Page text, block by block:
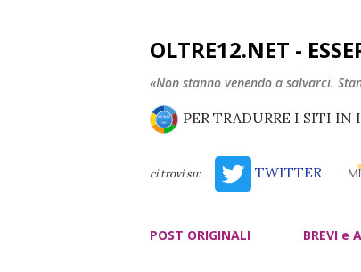
OLTRE12.NET -
«Non stanno venendo a salvarci.
PER TRADURRE I SITI
ci trovi su: TWITTER
POST ORIGINALI BREVI e